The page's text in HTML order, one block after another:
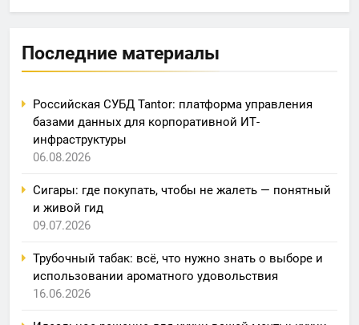
Последние материалы
Российская СУБД Tantor: платформа управления
базами данных для корпоративной ИТ-
инфраструктуры
06.08.2026
Сигары: где покупать, чтобы не жалеть — понятный
и живой гид
09.07.2026
Трубочный табак: всё, что нужно знать о выборе и
использовании ароматного удовольствия
16.06.2026